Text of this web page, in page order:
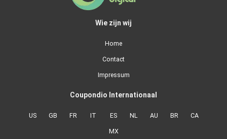
Wie zijn wij
Home
Contact
Impressum
Coupondio Internationaal
US GB FR IT ES NL AU BR CA
MX